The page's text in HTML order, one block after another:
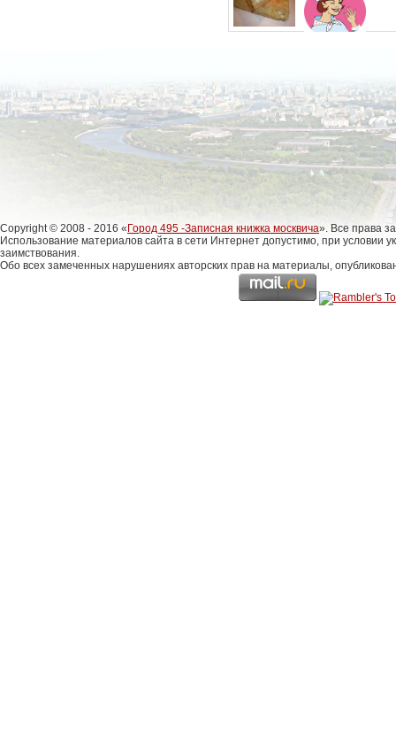
Copyright © 2008 - 2016 « Город 495 -Записная книжка москвича». Все права
Использование материалов сайта в сети Интернет допустимо, при условии
заимствования.
Обо всех замеченных нарушениях авторских прав на материалы,